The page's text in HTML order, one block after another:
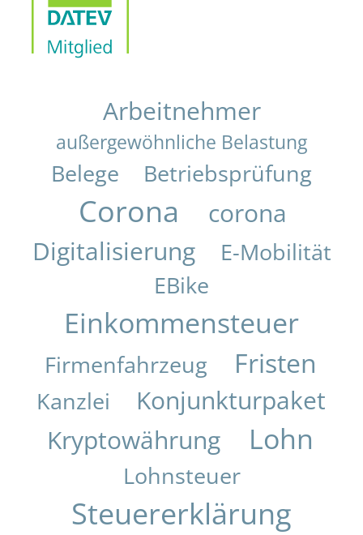
Arbeitnehmer
außergewöhnliche Belastung
Belege Betriebsprüfung
Corona
corona
Digitalisierung
E-Mobilität
EBike
Einkommensteuer
Firmenfahrzeug Fristen
Kanzlei
Konjunkturpaket
Kryptowährung
Lohn
Lohnsteuer
Steuererklärung